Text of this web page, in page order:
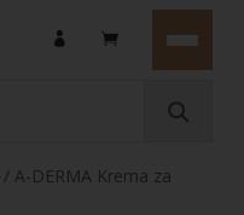
/ A-DERMA Krema za